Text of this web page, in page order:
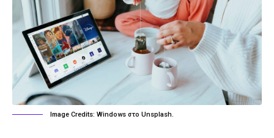
Image Credits: Windows στο Unsplash.